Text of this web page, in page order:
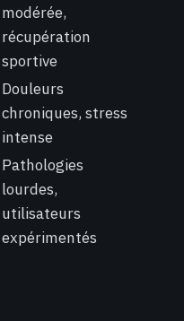
modérée,
récupération
sportive
Douleurs
chroniques, stress
intense
Pathologies
lourdes,
utilisateurs
expérimentés